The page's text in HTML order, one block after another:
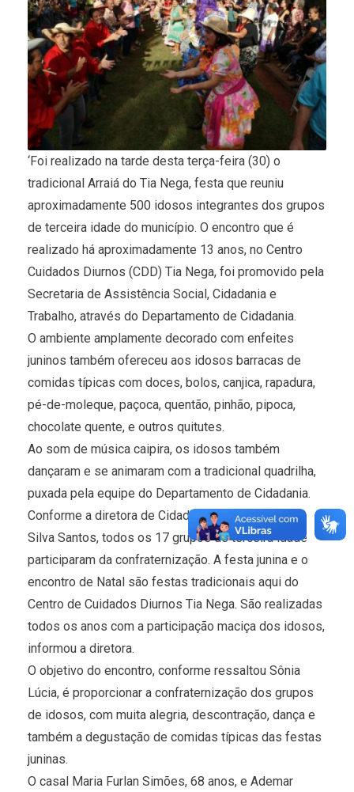
‘Foi realizado na tarde desta terça-feira (30) o
tradicional Arraiá do Tia Nega, festa que reuniu
aproximadamente 500 idosos integrantes dos grupos
de terceira idade do município. O encontro que é
realizado há aproximadamente 13 anos, no Centro
Cuidados Diurnos (CDD) Tia Nega, foi promovido pela
Secretaria de Assistência Social, Cidadania e
Trabalho, através do Departamento de Cidadania.
O ambiente amplamente decorado com enfeites
juninos também ofereceu aos idosos barracas de
comidas típicas com doces, bolos, canjica, rapadura,
pé-de-moleque, paçoca, quentão, pinhão, pipoca,
chocolate quente, e outros quitutes.
Ao som de música caipira, os idosos também
dançaram e se animaram com a tradicional quadrilha,
puxada pela equipe do Departamento de Cidadania.
Conforme a diretora de Cidadania, Sônia Lúcia da
Silva Santos, todos os 17 grupos de terceira idade
participaram da confraternização. A festa junina e o
encontro de Natal são festas tradicionais aqui do
Centro de Cuidados Diurnos Tia Nega. São realizadas
todos os anos com a participação maciça dos idosos,
informou a diretora.
O objetivo do encontro, conforme ressaltou Sônia
Lúcia, é proporcionar a confraternização dos grupos
de idosos, com muita alegria, descontração, dança e
também a degustação de comidas típicas das festas
juninas.
O casal Maria Furlan Simões, 68 anos, e Ademar